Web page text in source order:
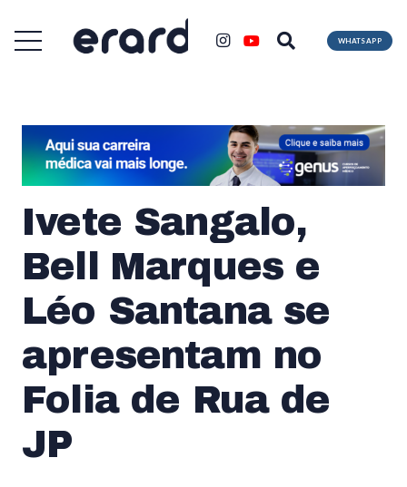
WHATSAPP
Ivete Sangalo,
Bell Marques e
Léo Santana se
apresentam no
Folia de Rua de
JP